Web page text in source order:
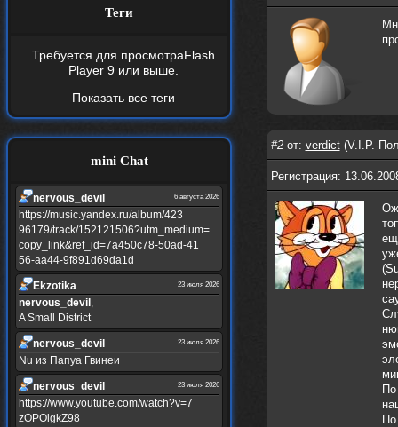
Теги
Требуется для просмотраFlash
Player 9 или выше.
Показать все теги
mini Chat
nеrvous_dеvil 6 августа 2026
https://music.yandex.ru/album/423
96179/track/152121506?utm_medium=
copy_link&ref_id=7a450c78-50ad-41
56-aa44-9f891d69da1d
Ekzotika 23 июля 2026
nеrvous_dеvil ,
A Small District
nеrvous_dеvil 23 июля 2026
Nu из Папуа Гвинеи
nеrvous_dеvil 23 июля 2026
https://www.youtube.com/watch?v=7
zOPOlgkZ98
#2от: verdict(V.I.P.-
Регистрация: